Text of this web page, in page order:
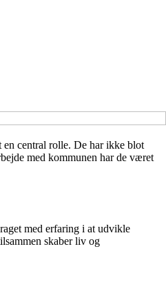
en central rolle. De har ikke blot
med kommunen har de været
med erfaring i at udvikle
skaber liv og